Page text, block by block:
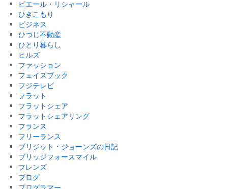
ピエール・リシャール
ひきこもり
ビジネス
ひつじ不動産
ひとり暮らし
ヒルズ
ファッション
フェイスブック
フジテレビ
フラット
フラットシェア
フラットシェアリング
フランス
フリーランス
ブリジット・ジョーンズの日記
ブリッジフォースマイル
フレンズ
ブログ